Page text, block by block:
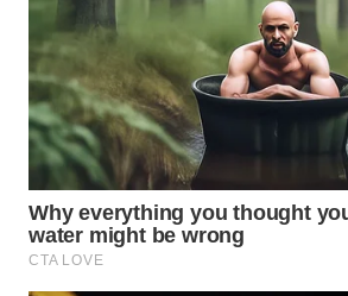
WN
KUNINGAN
WN
MAJALENGKA